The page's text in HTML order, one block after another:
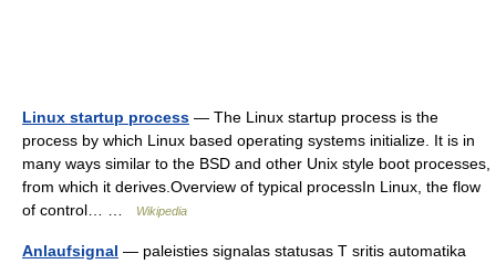
Linux startup process — The Linux startup process is the
process by which Linux based operating systems initialize. It is in
many ways similar to the BSD and other Unix style boot processes,
from which it derives.Overview of typical processIn Linux, the flow
of control… …
Wikipedia
Anlaufsignal — paleisties signalas statusas T sritis automatika